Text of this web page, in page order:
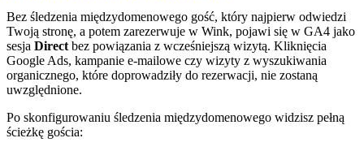
Bez śledzenia międzydomenowego gość, który najpierw odwiedzi
Twoją stronę, a potem zarezerwuje w Wink, pojawi się w GA4 jako
sesja Direct bez powiązania z wcześniejszą wizytą. Kliknięcia
Google Ads, kampanie e-mailowe czy wizyty z wyszukiwania
organicznego, które doprowadziły do rezerwacji, nie zostaną
uwzględnione.
Po skonfigurowaniu śledzenia międzydomenowego widzisz pełną
ścieżkę gościa: